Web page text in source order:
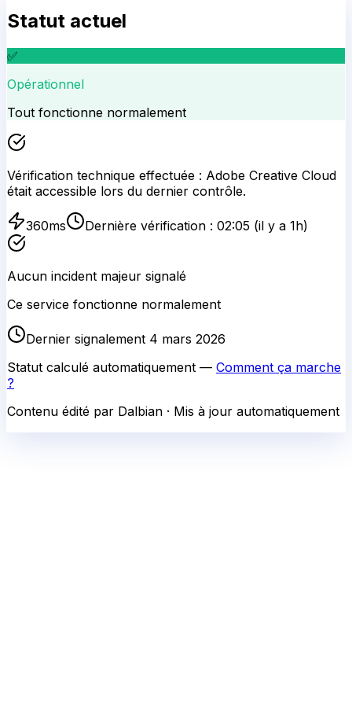
Statut actuel
✅
Opérationnel
Tout fonctionne normalement
Vérification technique effectuée : Adobe Creative Cloud
était accessible lors du dernier contrôle.
360ms Dernière vérification : 02:05 (il y a 1h)
Aucun incident majeur signalé
Ce service fonctionne normalement
Dernier signalement 4 mars 2026
Statut calculé automatiquement — Comment ça marche
?
Contenu édité par Dalbian · Mis à jour automatiquement